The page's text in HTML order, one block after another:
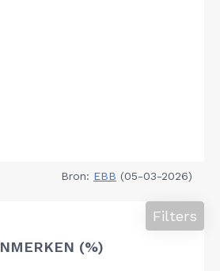
Bron: EBB (05-03-2026)
(%)
Filters